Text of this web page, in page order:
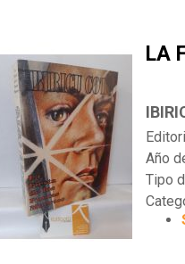
LA
Año
Tipo